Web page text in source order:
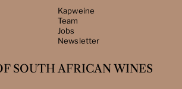
Kapweine
Team
Jobs
Newsletter
SOUTH AFRICAN WINES